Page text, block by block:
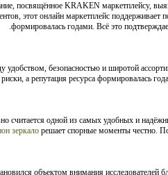
посвящённое KRAKEN маркетплейсу,
этот онлайн маркетплейс поддерживает
формировалась годами. Всё это
удобством, безопасностью и широтой
а репутация ресурса формировалась
считается одной из самых удобных и
зеркало решает спорные моменты честно.
объектом внимания исследователей